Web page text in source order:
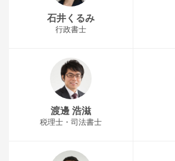
石井くるみ
行政書士
渡邊 浩滋
税理士・司法書士